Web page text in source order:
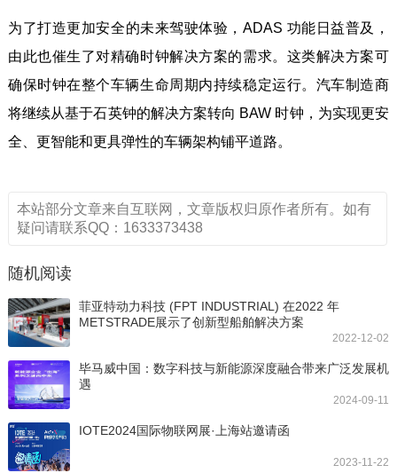
为了打造更加安全的未来驾驶体验，ADAS 功能日益普及，
由此也催生了对精确时钟解决方案的需求。这类解决方案可
确保时钟在整个车辆生命周期内持续稳定运行。汽车制造商
将继续从基于石英钟的解决方案转向 BAW 时钟，为实现更安
全、更智能和更具弹性的车辆架构铺平道路。
本站部分文章来自互联网，文章版权归原作者所有。如有
疑问请联系QQ：1633373438
随机阅读
菲亚特动力科技 (FPT INDUSTRIAL) 在2022 年
METSTRADE展示了创新型船舶解决方案
2022-12-02
毕马威中国：数字科技与新能源深度融合带来广泛发展机
遇
2024-09-11
IOTE2024国际物联网展·上海站邀请函
2023-11-22